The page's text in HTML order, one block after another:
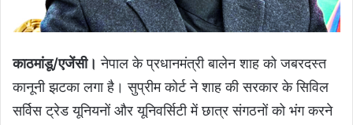
काठमांडू/एजेंसी। नेपाल के प्रधानमंत्री बालेन शाह को जबरदस्त
कानूनी झटका लगा है। सुप्रीम कोर्ट ने शाह की सरकार के सिविल
सर्विस ट्रेड यूनियनों और यूनिवर्सिटी में छात्र संगठनों को भंग करने